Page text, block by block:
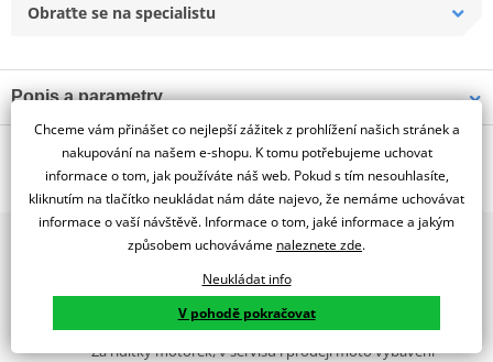
Obraťte se na specialistu
Popis a parametry
Jsme autorizovaný
dealer značky PUIG
MULTIREGULABLE VISOR UNIVERSAL 325X102MM C/SMOKE
Tabulka velikostí
Co když mi to nebude
O výrobci
PUIG byl založen v roce 1964 ve Španělsku. Vyrábí se ve městě
Granollers poblíž Barcelony na ploše 8 000 m² v objektu, který se
dělí na 3 části: komerční, odlitkovou a kovových součástek. Již 40
let se účastní nejslavnějších závodů motocyklů po celém světě. V
naší nabídce naleznete doplňky a příslušenství například: plexi,
padací protektory a mnoho dalšího.
2x multibrand showroom
díly, to vše v Praze a Liberci
Více než 30 let zkušeností
Za řídítky motorek, v servisu i prodeji moto vybavení
Chceme vám přinášet co nejlepší zážitek z prohlížení našich stránek a
nakupování na našem e-shopu. K tomu potřebujeme uchovat
informace o tom, jak používáte náš web. Pokud s tím nesouhlasíte,
kliknutím na tlačítko neukládat nám dáte najevo, že nemáme uchovávat
informace o vaší návštěvě. Informace o tom, jaké informace a jakým
způsobem uchováváme naleznete zde.
Neukládat info
V pohodě pokračovat